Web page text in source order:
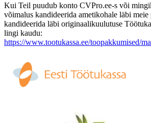
Kui Teil puudub konto CVPro.ee-s või
võimalus kandideerida ametikohale läbi meie
kandideerida läbi originaalikuulutuse
lingi kaudu:
https://www.tootukassa.ee/toopakkumised/